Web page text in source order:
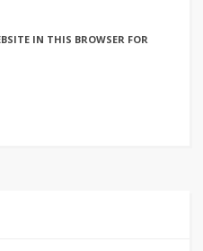
IN THIS BROWSER FOR